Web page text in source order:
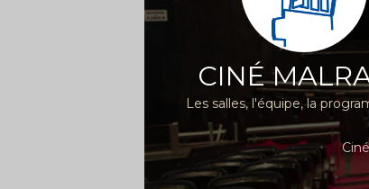
CINÉ
Les salles, l'équipe, la